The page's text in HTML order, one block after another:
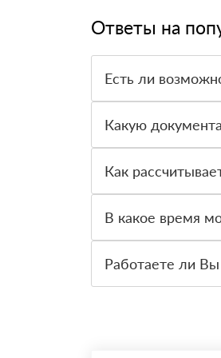
Ответы на
Есть ли
вправе от него
Какую
Как
стоимости и сроков
В какое время
Работаете ли